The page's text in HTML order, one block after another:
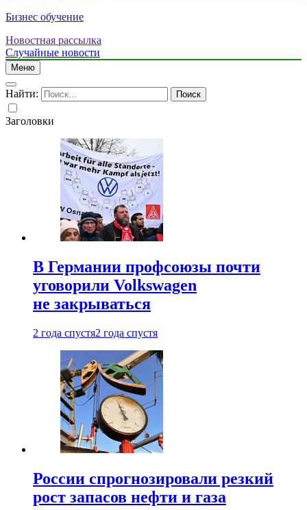
Бизнес обучение
Новостная рассылка
Случайные новости
Меню
Найти:
Заголовки
В Германии профсоюзы почти
уговорили Volkswagen
не закрываться
2 года спустя2 года спустя
России спрогнозировали резкий
рост запасов нефти и газа